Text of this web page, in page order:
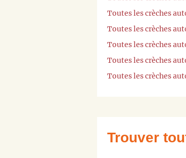
Toutes les crèches
Toutes les crèches
Toutes les crèches
Toutes les crèches
Toutes les crèches
Trouver